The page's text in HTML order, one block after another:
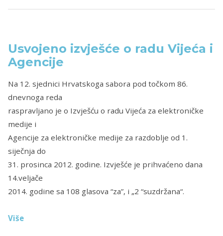
Usvojeno izvješće o radu Vijeća i
Agencije
Na 12. sjednici Hrvatskoga sabora pod točkom 86.
dnevnoga reda
raspravljano je o Izvješću o radu Vijeća za elektroničke
medije i
Agencije za elektroničke medije za razdoblje od 1.
siječnja do
31. prosinca 2012. godine. Izvješće je prihvaćeno dana
14.veljače
2014. godine sa 108 glasova “za”, i „2 “suzdržana“.
Više